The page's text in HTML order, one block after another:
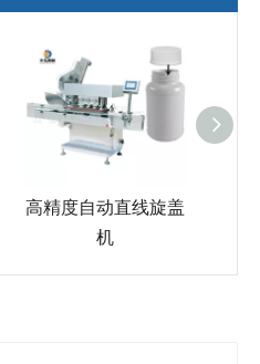
高精度自动直线旋盖
机